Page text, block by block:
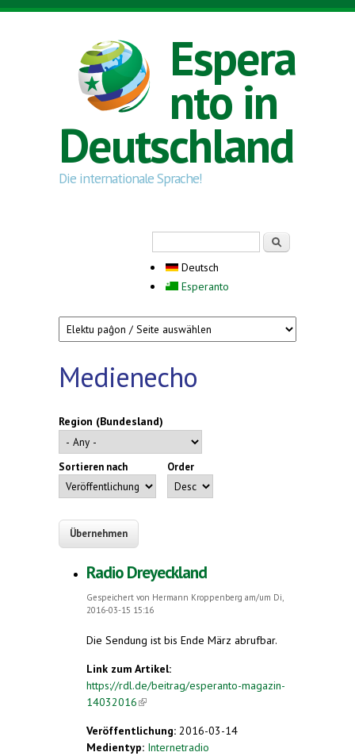
Direkt zum Inhalt
Espera
nto in
Deutschland
Die internationale Sprache!
Deutsch
Esperanto
Medienecho
Region (Bundesland)
Sortieren nach Order
Radio Dreyeckland
Gespeichert von Hermann Kroppenberg am/um Di,
2016-03-15 15:16
Die Sendung ist bis Ende März abrufbar.
Link zum Artikel:
https://rdl.de/beitrag/esperanto-magazin-
14032016(link is external)
Veröffentlichung: 2016-03-14
Medientyp: Internetradio